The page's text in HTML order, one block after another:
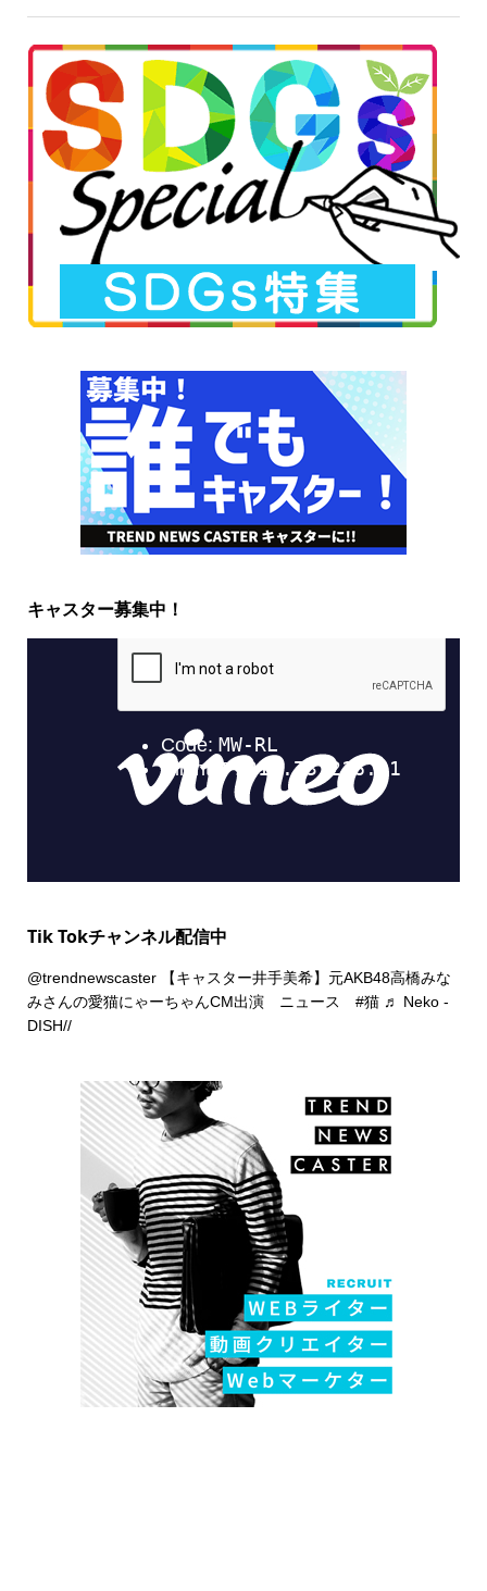
キャスター募集中！
Tik Tokチャンネル配信中
@trendnewscaster【キャスター井手美希】元AKB48高橋みな
みさんの愛猫にゃーちゃんCM出演 ニュース #猫 ♬ Neko -
DISH//